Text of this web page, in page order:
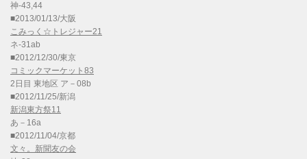
神-43,44
■2013/01/13/大阪
こみっく☆トレジャー21
ネ-31ab
■2012/12/30/東京
コミックマーケット83
2日目 東地区 ア－08b
■2012/11/25/新潟
新潟東方祭11
あ－16a
■2012/11/04/京都
文々。新聞友の会